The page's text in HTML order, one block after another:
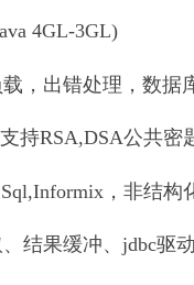
4GL-3GL)
出错处理，数据
持RSA,DSA公共密
，非结构
结果缓冲、jdbc驱